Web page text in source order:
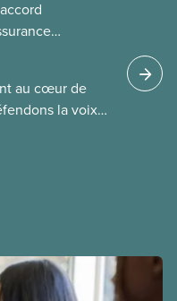
SCFP dans
au cœur de
la voix